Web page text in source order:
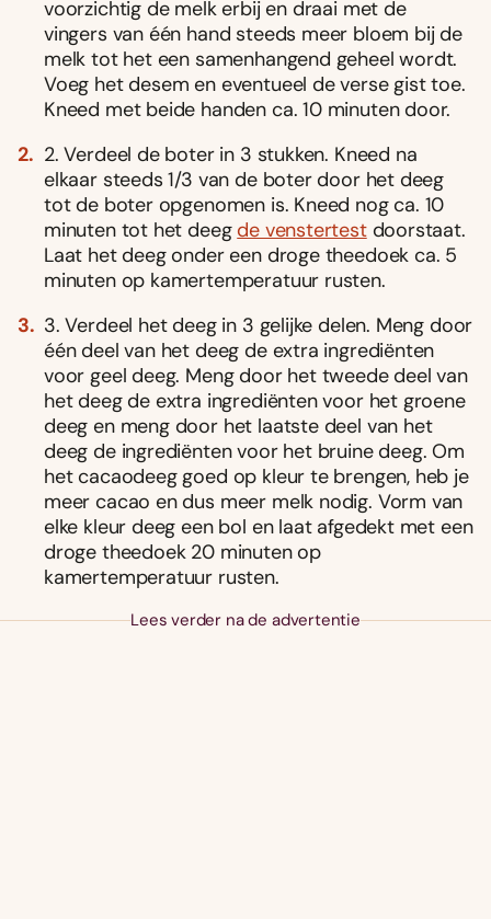
voorzichtig de melk erbij en draai met de
vingers van één hand steeds meer bloem bij de
melk tot het een samenhangend geheel wordt.
Voeg het desem en eventueel de verse gist toe.
Kneed met beide handen ca. 10 minuten door.
2. Verdeel de boter in 3 stukken. Kneed na
elkaar steeds 1/3 van de boter door het deeg
tot de boter opgenomen is. Kneed nog ca. 10
minuten tot het deeg de venstertestdoorstaat.
Laat het deeg onder een droge theedoek ca. 5
minuten op kamertemperatuur rusten.
3. Verdeel het deeg in 3 gelijke delen. Meng door
één deel van het deeg de extra ingrediënten
voor geel deeg. Meng door het tweede deel van
het deeg de extra ingrediënten voor het groene
deeg en meng door het laatste deel van het
deeg de ingrediënten voor het bruine deeg. Om
het cacaodeeg goed op kleur te brengen, heb je
meer cacao en dus meer melk nodig. Vorm van
elke kleur deeg een bol en laat afgedekt met een
droge theedoek 20 minuten op
kamertemperatuur rusten.
Lees verder na de advertentie